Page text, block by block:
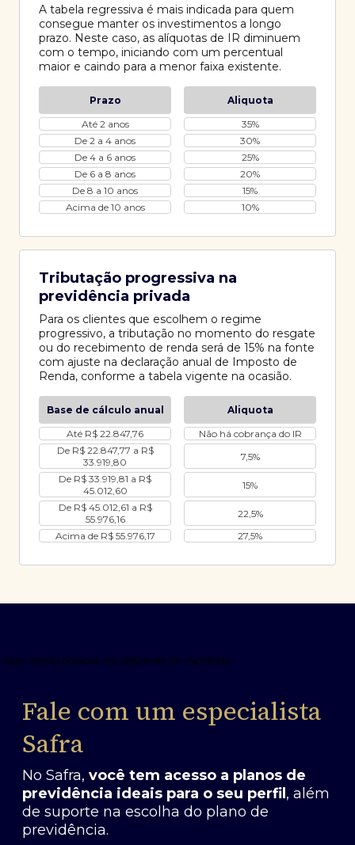
A tabela regressiva é mais indicada para quem
consegue manter os investimentos a longo
prazo. Neste caso, as alíquotas de IR diminuem
com o tempo, iniciando com um percentual
maior e caindo para a menor faixa existente.
Prazo
Aliquota
Até 2 anos
35%
De 2 a 4 anos
30%
De 4 a 6 anos
25%
De 6 a 8 anos
20%
De 8 a 10 anos
15%
Acima de 10 anos
10%
Tributação progressiva na
previdência privada
Para os clientes que escolhem o regime
progressivo, a tributação no momento do resgate
ou do recebimento de renda será de 15% na fonte
com ajuste na declaração anual de Imposto de
Renda, conforme a tabela vigente na ocasião.
Base de cálculo anual
Aliquota
Até R$ 22.847,76
Não há cobrança do IR
De R$ 22.847,77 a R$
33.919,80
7,5%
De R$ 33.919,81 a R$
45.012,60
15%
De R$ 45.012,61 a R$
55.976,16
22,5%
Acima de R$ 55.976,17
27,5%
Fale com um especialista
Safra
No Safra, você tem acesso a planos de
previdência ideais para o seu perfil , além
de suporte na escolha do plano de
previdência.